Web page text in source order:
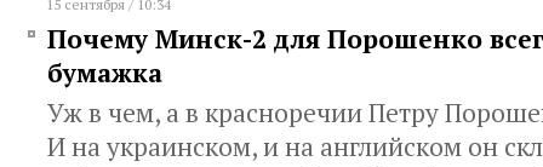
15 сентября / 10:34
Почему Минск-2 для Порошенко
бумажка
Уж в чем, а в красноречии Петру
И на украинском, и на английском он